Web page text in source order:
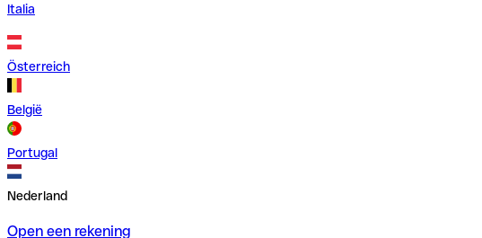
Italia
Österreich
België
Portugal
Nederland
Open een rekening